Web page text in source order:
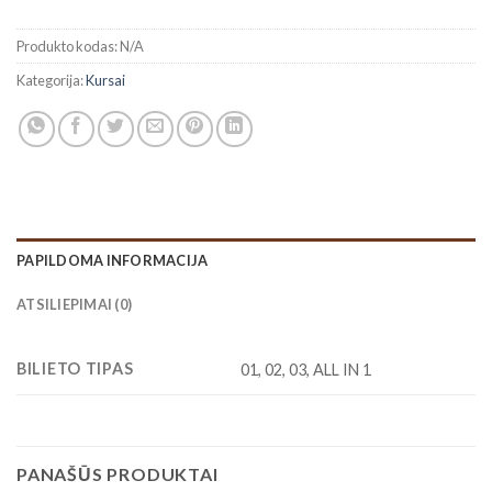
Produkto kodas:N/A
Kategorija:Kursai
PAPILDOMA INFORMACIJA
ATSILIEPIMAI (0)
BILIETO TIPAS 01, 02, 03, ALL IN 1
PANAŠŪS PRODUKTAI